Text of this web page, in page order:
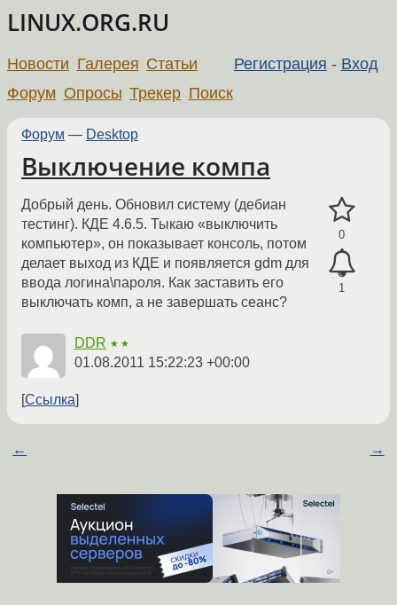
LINUX.ORG.RU
Регистрация - Вход
Новости Галерея Статьи
Форум Опросы Трекер Поиск
Форум — Desktop
Выключение компа
0
1
Добрый день. Обновил систему (дебиан
тестинг). КДЕ 4.6.5. Тыкаю «выключить
компьютер», он показывает консоль, потом
делает выход из КДЕ и появляется gdm для
ввода логина\пароля. Как заставить его
выключать комп, а не завершать сеанс?
DDR ★★
01.08.2011 15:22:23 +00:00
Ссылка
← →